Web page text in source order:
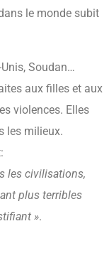
le monde subit
Unis, Soudan…
aux filles et aux
violences. Elles
les milieux.
les civilisations,
plus terribles
».